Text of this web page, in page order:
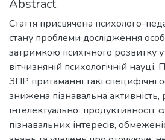
Abstract
Стаття присвячена психолого-
стану проблеми дослідження
затримкою психічного розвитку у
вітчизняній психологічній науці.
ЗПР притаманні такі специфічні
знижена пізнавальна активність,
інтелектуальної продуктивності,
пізнавальних інтересів,